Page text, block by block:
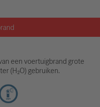
een voertuigbrand grote
(H₂O) gebruiken.